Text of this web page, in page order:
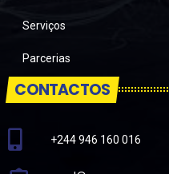
Serviços
Parcerias
CONTACTOS
+244 946 160 016